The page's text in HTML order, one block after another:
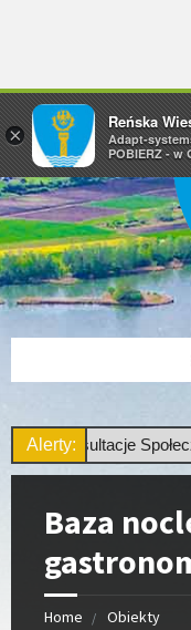
×
Reńska
Adapt-
POBIERZ - w
Alerty:
Konsultacje Społeczne -
Baza
Home Obiekty